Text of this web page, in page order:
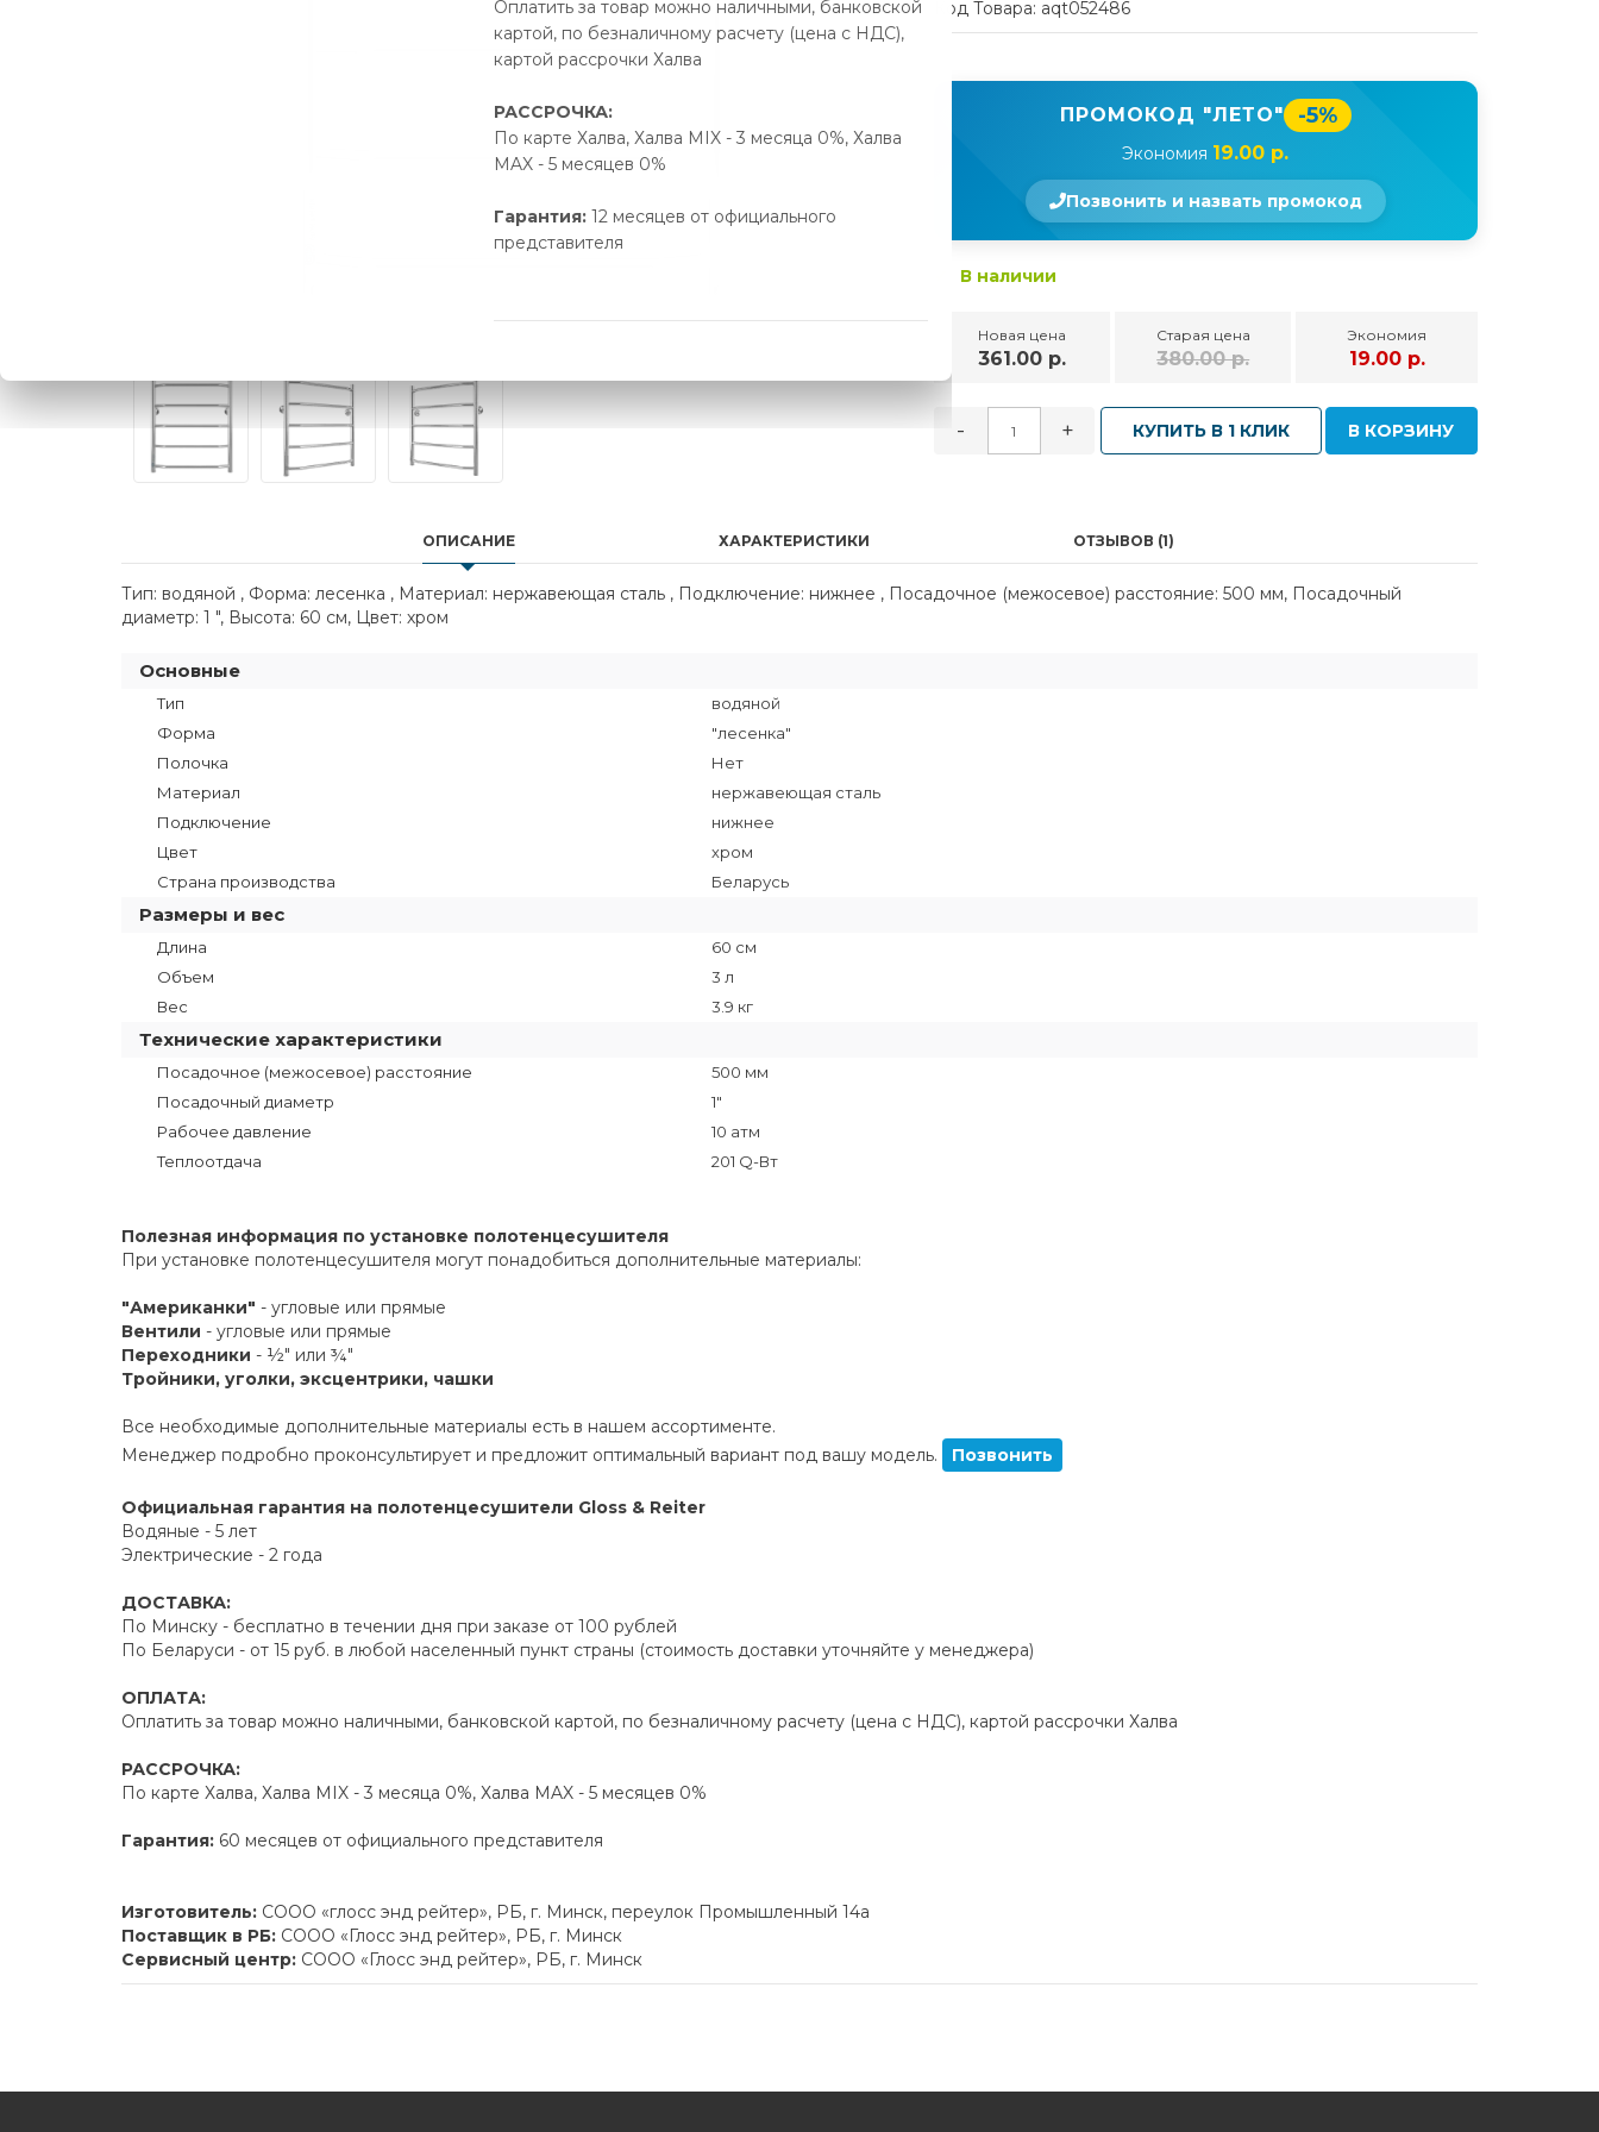
Оплатить за товар можно наличными, банковской
картой, по безналичному расчету (цена с НДС),
картой рассрочки Халва
РАССРОЧКА:
По карте Халва, Халва MIX - 3 месяца 0%, Халва
MAX - 5 месяцев 0%
Гарантия: 12 месяцев от официального
представителя
Код Товара: aqt052486
ПРОМОКОД "ЛЕТО" -5%
Экономия 19.00 р.
Позвонить и назвать промокод
В наличии
Новая цена
361.00 р.
Старая цена
380.00 р.
Экономия
19.00 р.
- + КУПИТЬ В 1 КЛИК В КОРЗИНУ
ОПИСАНИЕ ХАРАКТЕРИСТИКИ ОТЗЫВОВ (1)
Тип: водяной , Форма: лесенка , Материал: нержавеющая сталь , Подключение: нижнее , Посадочное (межосевое) расстояние: 500 мм, Посадочный
диаметр: 1 ", Высота: 60 см, Цвет: хром
Основные
Тип
водяной
Форма
"лесенка"
Полочка
Нет
Материал
нержавеющая сталь
Подключение
нижнее
Цвет
хром
Страна производства
Беларусь
Размеры и вес
Длина
60 см
Объем
3 л
Вес
3.9 кг
Технические характеристики
Посадочное (межосевое) расстояние
500 мм
Посадочный диаметр
1"
Рабочее давление
10 атм
Теплоотдача
201 Q-Вт
Полезная информация по установке полотенцесушителя
При установке полотенцесушителя могут понадобиться дополнительные материалы:
"Американки" - угловые или прямые
Вентили - угловые или прямые
Переходники - ½" или ¾"
Тройники, уголки, эксцентрики, чашки
Все необходимые дополнительные материалы есть в нашем ассортименте.
Менеджер подробно проконсультирует и предложит оптимальный вариант под вашу модель.
Позвонить
Официальная гарантия на полотенцесушители Gloss & Reiter
Водяные - 5 лет
Электрические - 2 года
ДОСТАВКА:
По Минску - бесплатно в течении дня при заказе от 100 рублей
По Беларуси - от 15 руб. в любой населенный пункт страны (стоимость доставки уточняйте у менеджера)
ОПЛАТА:
Оплатить за товар можно наличными, банковской картой, по безналичному расчету (цена с НДС), картой рассрочки Халва
РАССРОЧКА:
По карте Халва, Халва MIX - 3 месяца 0%, Халва MAX - 5 месяцев 0%
Гарантия: 60 месяцев от официального представителя
Изготовитель: СООО «глосс энд рейтер», РБ, г. Минск, переулок Промышленный 14а
Поставщик в РБ: СООО «Глосс энд рейтер», РБ, г. Минск
Сервисный центр: СООО «Глосс энд рейтер», РБ, г. Минск